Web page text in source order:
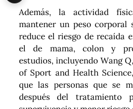
Además, la actividad
mantener un peso corporal
reduce el riesgo de recaída
el de mama, colon y
estudios, incluyendo Wang
of Sport and Health
que las personas que se
después del tratamiento